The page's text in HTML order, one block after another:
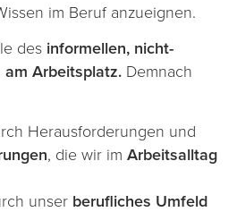
im Beruf anzueignen.
des informellen, nicht-
Arbeitsplatz. Demnach
Herausforderungen und
, die wir im Arbeitsalltag
unser berufliches Umfeld